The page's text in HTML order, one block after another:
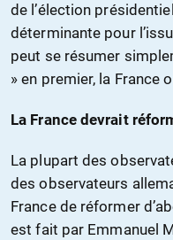
de l’élection
déterminante pour
peut se résumer
» en premier, la France
La France devrait
La plupart des
des observateurs
France de réformer
est fait par Emmanuel